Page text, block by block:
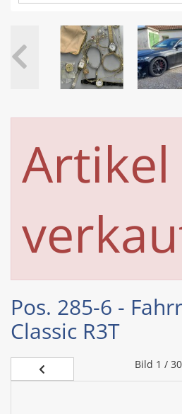
Pos. 285-6 -
Classic R3T
Bild 1 / 30